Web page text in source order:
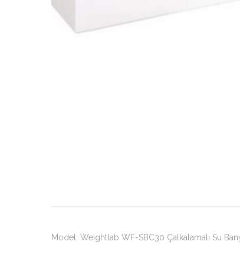
Model: Weightlab WF-SBC30 Çalkalamalı Su